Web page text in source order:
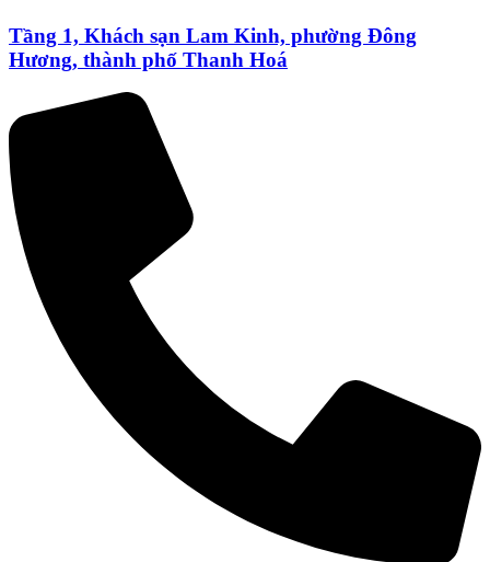
Tầng 1, Khách sạn Lam Kinh, phường Đông
Hương, thành phố Thanh Hoá